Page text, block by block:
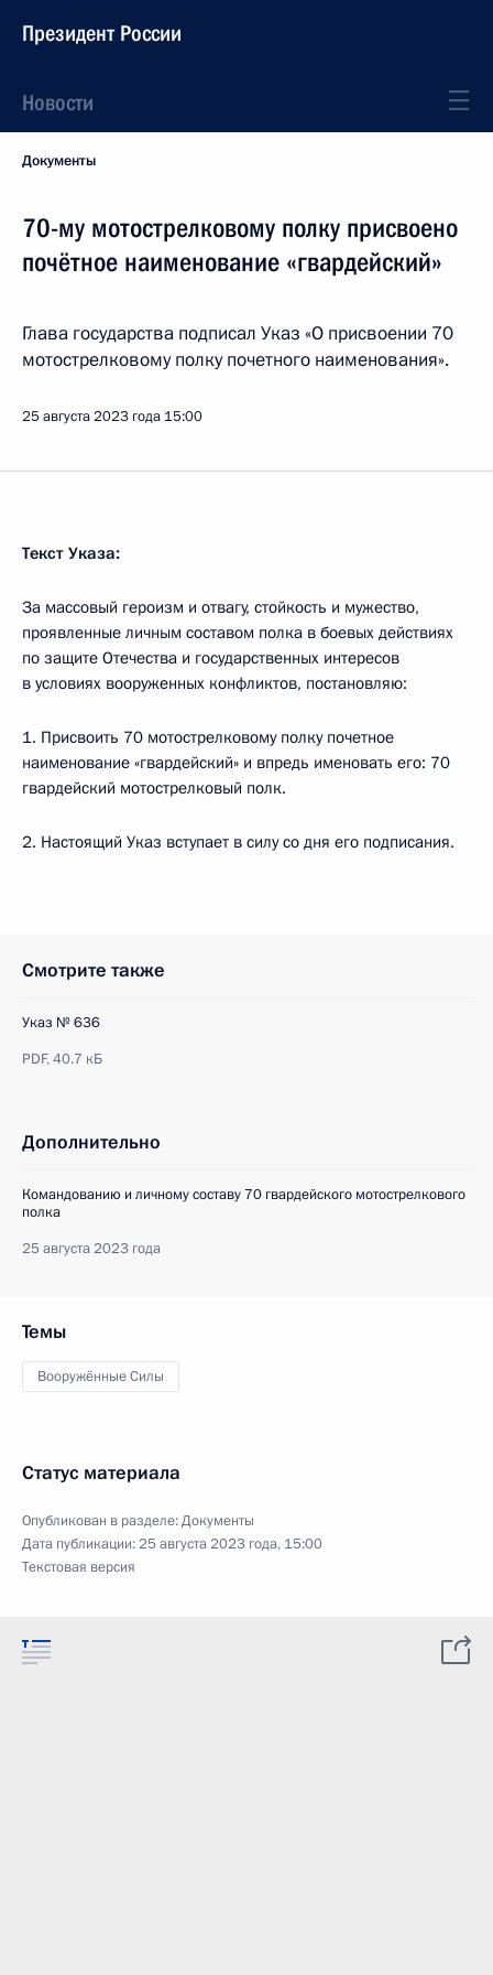
Президент России
Новости
Документы
70-му мотострелковому полку присвоено
почётное наименование «гвардейский»
Глава государства подписал Указ «О присвоении 70
мотострелковому полку почетного наименования».
25 августа 2023 года 15:00
Текст Указа:
За массовый героизм и отвагу, стойкость и мужество,
проявленные личным составом полка в боевых действиях
по защите Отечества и государственных интересов
в условиях вооруженных конфликтов, постановляю:
1. Присвоить 70 мотострелковому полку почетное
наименование «гвардейский» и впредь именовать его: 70
гвардейский мотострелковый полк.
2. Настоящий Указ вступает в силу со дня его подписания.
Смотрите также
Указ № 636
PDF,40.7 кБ
Дополнительно
Командованию и личному составу 70 гвардейского мотострелкового
полка
25 августа 2023 года
Темы
Вооружённые Силы
Статус материала
Опубликован в разделе:Документы
Дата публикации:25 августа 2023 года, 15:00
Текстовая версия